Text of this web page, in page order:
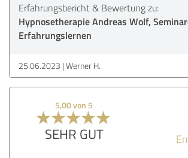
Erfahrungsbericht & Bewertung zu:
Hypnosetherapie Andreas Wolf,
Erfahrungslernen
25.06.2023 Werner H.
5,00 von 5
SEHR GUT